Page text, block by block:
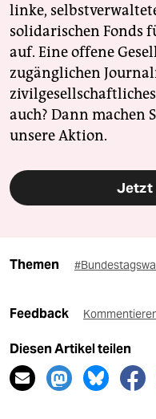
linke,
solidarischen Fonds
auf. Eine offene
zugänglichen
auch? Dann machen
unsere Aktion.
Jetzt
Themen
Feedback
Diesen Artikel teilen